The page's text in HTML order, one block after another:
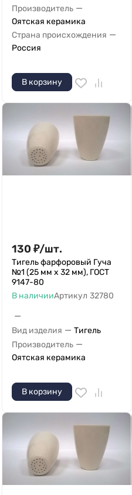
Производитель —
Оятская керамика
Страна происхождения —
Россия
В корзину
130 ₽/шт.
Тигель фарфоровый Гуча
№1 (25 мм х 32 мм), ГОСТ
9147-80
В наличииАртикул 32780
—
Вид изделия — Тигель
Производитель —
Оятская керамика
В корзину